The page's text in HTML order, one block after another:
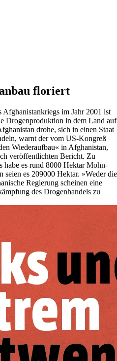
floriert
Afghanistankriegs im Jahr 2001 ist
Drogenproduktion in dem Land auf
drohe, sich in einen Staat
warnt der vom US-Kongreß
Wiederaufbau« in Afghanistan,
veröffentlichten Bericht. Zu
habe es rund 8000 Hektar Mohn-
seien es 209000 Hektar. »Weder die
Regierung scheinen eine
des Drogenhandels zu